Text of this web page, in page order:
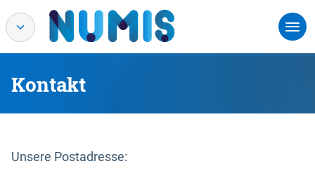
Kontakt
Unsere Postadresse: